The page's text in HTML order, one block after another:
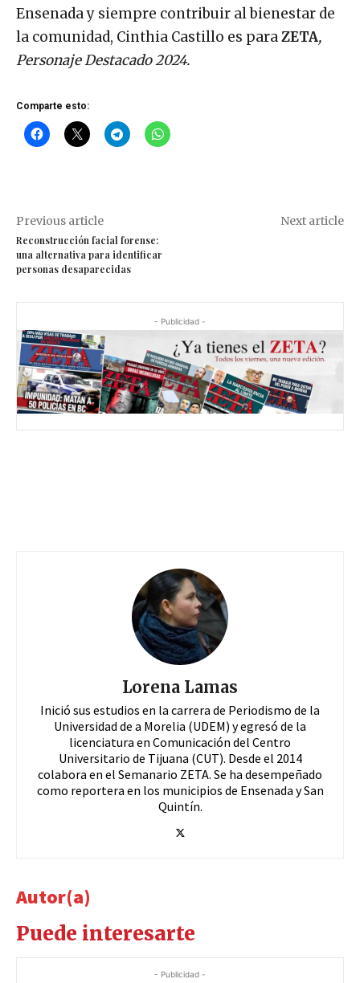
Ensenada y siempre contribuir al bienestar de
la comunidad, Cinthia Castillo es paraZETA,
Personaje Destacado 2024.
Comparte esto:
Previous article
Reconstrucción facial forense:
una alternativa para identificar
personas desaparecidas
Next article
- Publicidad -
Lorena Lamas
Inició sus estudios en la carrera de Periodismo de la
Universidad de a Morelia (UDEM) y egresó de la
licenciatura en Comunicación del Centro
Universitario de Tijuana (CUT). Desde el 2014
colabora en el Semanario ZETA. Se ha desempeñado
como reportera en los municipios de Ensenada y San
Quintín.
Autor(a)
Puede interesarte
- Publicidad -